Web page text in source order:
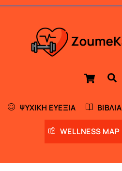
Cart
ΨΥΧΙΚΉ ΕΥΕΞΊΑ ΒΙΒΛΊΑ
WELLNESS MAP